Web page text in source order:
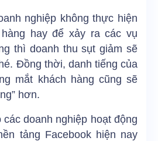
nghiệp không thực hiện
hay để xảy ra các vụ
thì doanh thu sụt giảm sẽ
Đồng thời, danh tiếng của
mắt khách hàng cũng sẽ
hơn.
doanh nghiệp hoạt động
tảng Facebook hiện nay